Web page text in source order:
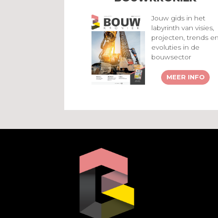
Jouw gids in het
labyrinth van visies,
projecten, trends en
evoluties in de
bouwsector
MEER INFO